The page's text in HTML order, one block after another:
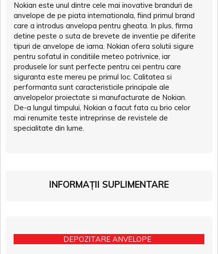
Nokian este unul dintre cele mai inovative branduri de
anvelope de pe piata internationala, fiind primul brand
care a introdus anvelopa pentru gheata. In plus, firma
detine peste o suta de brevete de inventie pe diferite
tipuri de anvelope de iarna. Nokian ofera solutii sigure
pentru sofatul in conditiile meteo potrivnice, iar
produsele lor sunt perfecte pentru cei pentru care
siguranta este mereu pe primul loc. Calitatea si
performanta sunt caracteristicile principale ale
anvelopelor proiectate si manufacturate de Nokian.
De-a lungul timpului, Nokian a facut fata cu brio celor
mai renumite teste intreprinse de revistele de
specialitate din lume.
INFORMAȚII SUPLIMENTARE
DEPOZITARE ANVELOPE